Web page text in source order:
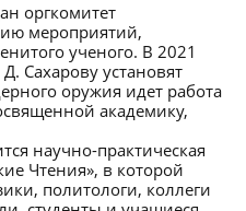
оргкомитет
мероприятий,
ученого. В 2021
Сахарову установят
оружия идет работа
академику,
научно-практическая
Чтения», в которой
политологи, коллеги